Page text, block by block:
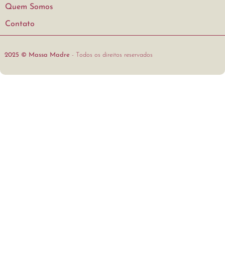
Quem Somos
Contato
2025 © Massa Madre - Todos os direitos reservados